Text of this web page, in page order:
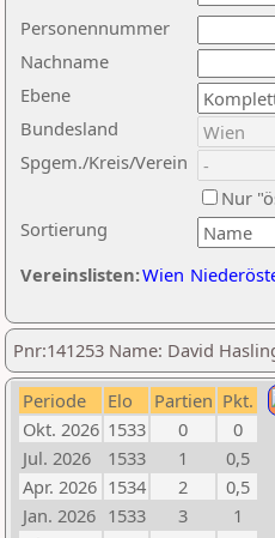
Nachname
Ebene
Sortierung
Personennummer
Bundesland
Spgem./Kreis/Verein
Nur
Vereinslisten:Wien
Pnr:141253 Name: David
Periode Elo Partien Pkt.
Okt. 2026 1533 0
0
Jul. 2026
1533 1
0,5
Apr. 2026 1534 2
0,5
Jan. 2026 1533 3
1